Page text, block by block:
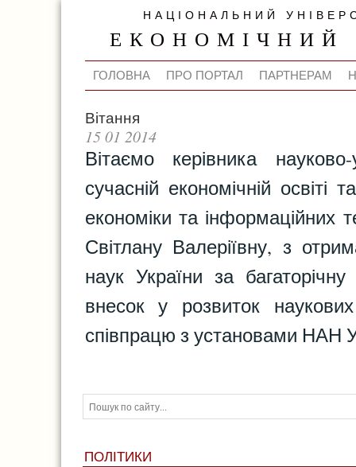
НАЦІОНАЛЬНИЙ
ЕКОНОМІЧНИЙ
ГОЛОВНА ПРО ПОРТАЛ ПАРТНЕРАМ
Вітання
15 01 2014
Вітаємо керівника
сучасній економічній освіті
економіки та інформаційних
Світлану Валеріївну, з
наук України за
внесок у розвиток
співпрацю з установами НАН
ПОЛІТИКИ